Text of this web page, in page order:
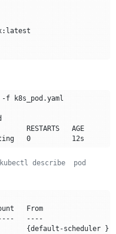
NAME      READY     STATUS              RESTARTS   AGE
kubectl describe  pod